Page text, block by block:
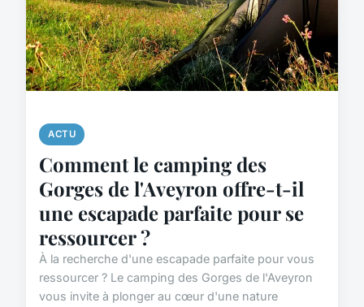
ACTU
Comment le camping des
Gorges de l'Aveyron offre-t-il
une escapade parfaite pour se
ressourcer ?
À la recherche d'une escapade parfaite pour vous
ressourcer ? Le camping des Gorges de l'Aveyron
vous invite à plonger au cœur d'une nature